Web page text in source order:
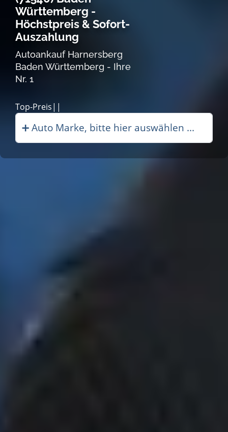
Württemberg -
Höchstpreis & Sofort-
Auszahlung
Autoankauf Harnersberg
Baden Württemberg - Ihre
Nr. 1
Autoank|